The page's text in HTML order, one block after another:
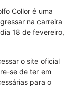
Collor é uma
na carreira
18 de fevereiro,
o site oficial
se de ter em
para o